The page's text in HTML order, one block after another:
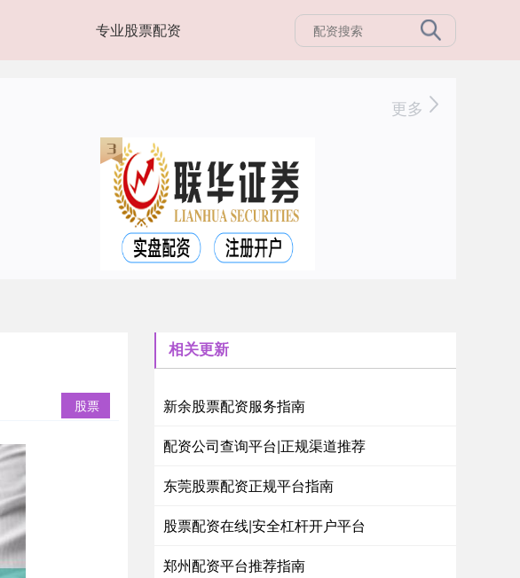
专业股票配资
更多
股票
相关更新
新余股票配资服务指南
配资公司查询平台|正规渠道推荐
东莞股票配资正规平台指南
股票配资在线|安全杠杆开户平台
郑州配资平台推荐指南